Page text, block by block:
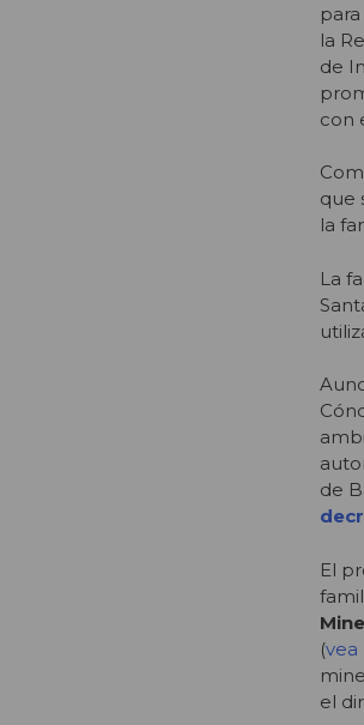
la
de
con
que
la
La
de
El
(vea
el